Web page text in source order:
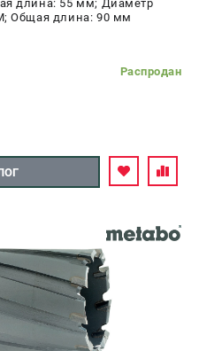
длина: 55 мм; Диаметр
Общая длина: 90 мм
Распродан